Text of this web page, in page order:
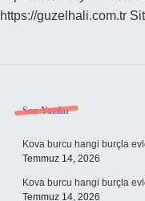
https://guzelhali.com.tr
Sidebar
Son Yazılar
Kova burcu hangi burçla
Temmuz 14, 2026
Kova burcu hangi burçla
Temmuz 14, 2026